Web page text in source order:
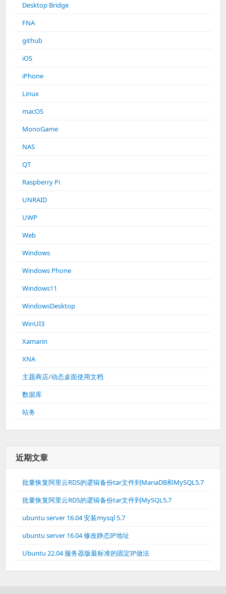
Desktop Bridge
FNA
github
iOS
iPhone
Linux
macOS
MonoGame
NAS
QT
Raspberry Pi
UNRAID
UWP
Web
Windows
Windows Phone
Windows11
WindowsDesktop
WinUI3
Xamarin
XNA
主题商店/动态桌面使用文档
数据库
站务
近期文章
批量恢复阿里云RDS的逻辑备份tar文件到MariaDB和MySQL5.7
批量恢复阿里云RDS的逻辑备份tar文件到MySQL5.7
ubuntu server 16.04 安装mysql 5.7
ubuntu server 16.04 修改静态IP地址
Ubuntu 22.04 服务器版最标准的固定IP做法